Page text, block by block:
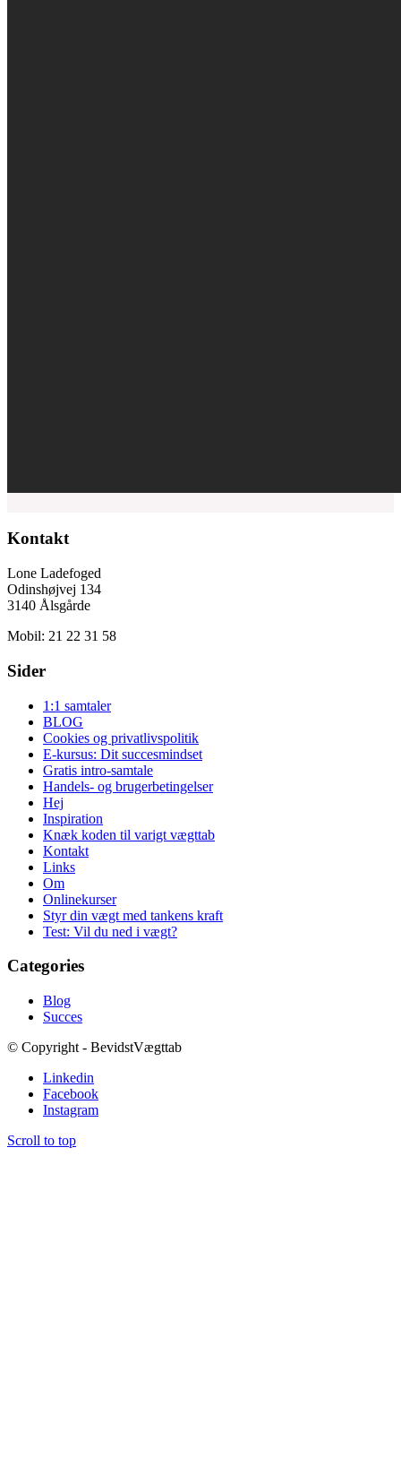
Kontakt
Lone Ladefoged
Odinshøjvej 134
3140 Ålsgårde
Mobil: 21 22 31 58
Sider
1:1 samtaler
BLOG
Cookies og privatlivspolitik
E-kursus: Dit succesmindset
Gratis intro-samtale
Handels- og brugerbetingelser
Hej
Inspiration
Knæk koden til varigt vægttab
Kontakt
Links
Om
Onlinekurser
Styr din vægt med tankens kraft
Test: Vil du ned i vægt?
Categories
Blog
Succes
© Copyright - BevidstVægttab
Linkedin
Facebook
Instagram
Scroll to top